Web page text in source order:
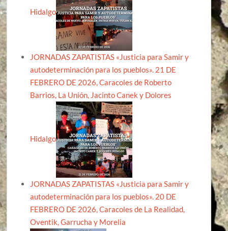
Hidalgo
JORNADAS ZAPATISTAS «Justicia para Samir y
autodeterminación para los pueblos». 21 DE
FEBRERO DE 2026, Caracoles de Roberto
Barrios, La Unión, Jacinto Canek y Dolores
Hidalgo
JORNADAS ZAPATISTAS «Justicia para Samir y
autodeterminación para los pueblos». 20 DE
FEBRERO DE 2026, Caracoles de La Realidad,
Oventik, Garrucha y Morelia